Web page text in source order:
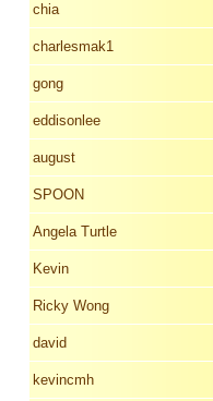
chia
charlesmak1
gong
eddisonlee
august
SPOON
Angela Turtle
Kevin
Ricky Wong
david
kevincmh